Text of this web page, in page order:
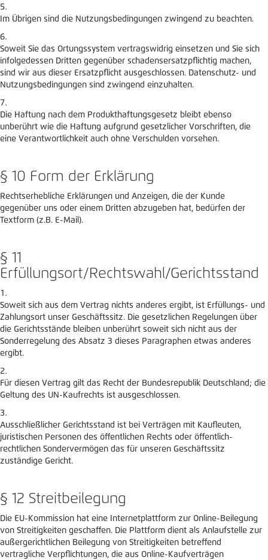
Im Übrigen sind die Nutzungsbedingungen zwingend zu beachten.
Soweit Sie das Ortungssystem vertragswidrig einsetzen und Sie sich
infolgedessen Dritten gegenüber schadensersatzpflichtig machen,
sind wir aus dieser Ersatzpflicht ausgeschlossen. Datenschutz- und
Nutzungsbedingungen sind zwingend einzuhalten.
Die Haftung nach dem Produkthaftungsgesetz bleibt ebenso
unberührt wie die Haftung aufgrund gesetzlicher Vorschriften, die
eine Verantwortlichkeit auch ohne Verschulden vorsehen.
§ 10 Form der Erklärung
Rechtserhebliche Erklärungen und Anzeigen, die der Kunde
gegenüber uns oder einem Dritten abzugeben hat, bedürfen der
Textform (z.B. E-Mail).
§ 11
Erfüllungsort/Rechtswahl/Gerichtsstand
Soweit sich aus dem Vertrag nichts anderes ergibt, ist Erfüllungs- und
Zahlungsort unser Geschäftssitz. Die gesetzlichen Regelungen über
die Gerichtsstände bleiben unberührt soweit sich nicht aus der
Sonderregelung des Absatz 3 dieses Paragraphen etwas anderes
ergibt.
Für diesen Vertrag gilt das Recht der Bundesrepublik Deutschland; die
Geltung des UN-Kaufrechts ist ausgeschlossen.
Ausschließlicher Gerichtsstand ist bei Verträgen mit Kaufleuten,
juristischen Personen des öffentlichen Rechts oder öffentlich-
rechtlichen Sondervermögen das für unseren Geschäftssitz
zuständige Gericht.
§ 12 Streitbeilegung
Die EU-Kommission hat eine Internetplattform zur Online-Beilegung
von Streitigkeiten geschaffen. Die Plattform dient als Anlaufstelle zur
außergerichtlichen Beilegung von Streitigkeiten betreffend
vertragliche Verpflichtungen, die aus Online-Kaufverträgen